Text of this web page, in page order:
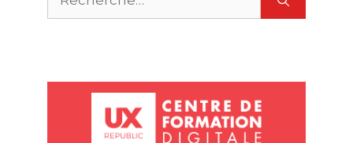
g
m O
ScrumMaster
Se
r
vi ceDesi
gn
Tes
t Ut
i
li
sateur